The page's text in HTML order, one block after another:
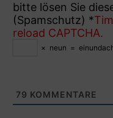
bitte lösen Sie
(Spamschutz) *
reload CAPTCHA.
× neun =
79 KOMMENTARE